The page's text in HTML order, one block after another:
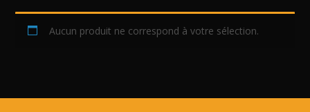
Aucun produit ne correspond à votre sélection.